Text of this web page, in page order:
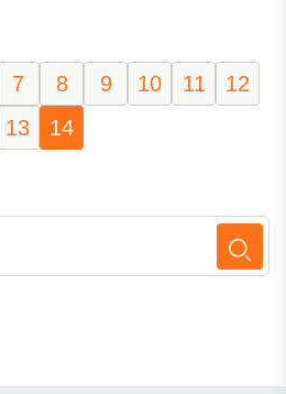
7 8 9 10 11
12
13
14